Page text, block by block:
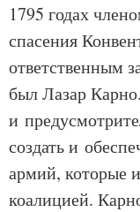
1795 годах
спасения
ответственным
был Лазар
и
создать и
армий, которые
коалицией.